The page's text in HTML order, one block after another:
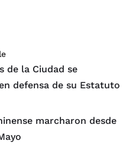
de la Ciudad se
defensa de su Estatuto
marcharon desde